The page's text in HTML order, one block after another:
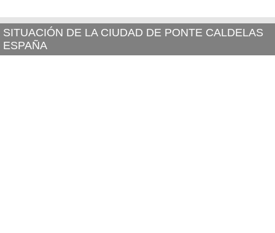
SITUACIÓN DE LA CIUDAD DE PONTE CALDELAS
ESPAÑA